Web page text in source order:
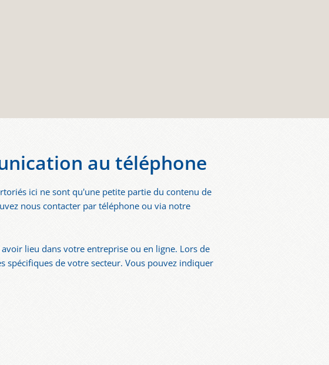
au téléphone
ici ne sont qu'une petite partie du contenu de
nous contacter par téléphone ou via notre
lieu dans votre entreprise ou en ligne. Lors de
spécifiques de votre secteur. Vous pouvez indiquer